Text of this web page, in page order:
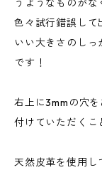
うようなものがな
色々試行錯誤して
いい大きさのし
です！
右上に3mmの穴
付けていただくこ
天然皮革を使用し